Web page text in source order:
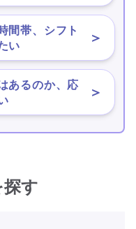
間帯、シフト
い
＞
あるのか、応
＞
す